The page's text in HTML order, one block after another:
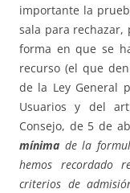
importante la
sala para rechazar,
forma en que se
recurso (el que
de la Ley General
Usuarios y del
Consejo, de 5 de
mínima de la
hemos recordado
criterios de